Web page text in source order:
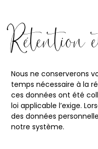
Rétention
Nous ne conserverons
temps nécessaire à la
ces données ont été
loi applicable l’exige.
des données
notre système.